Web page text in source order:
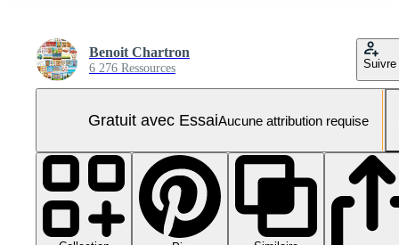
Benoit Chartron
6 276 Ressources Suivre
Gratuit avec EssaiAucune attribution requise